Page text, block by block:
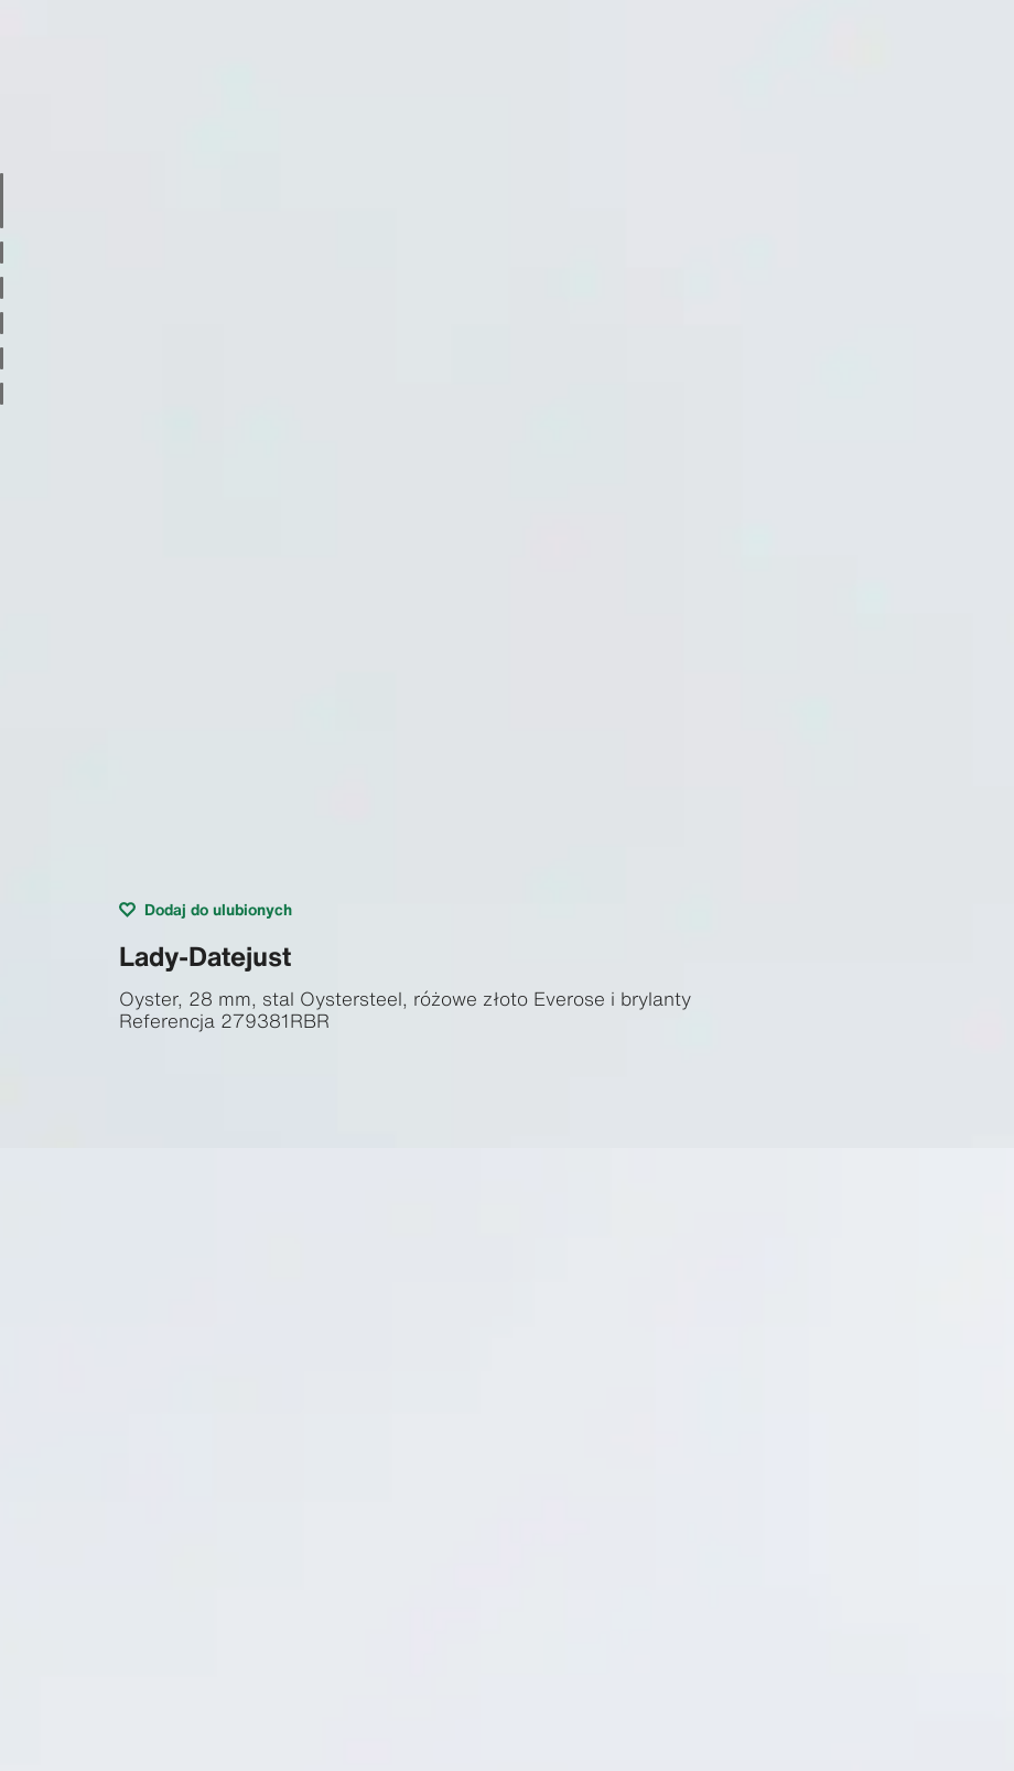
Dodaj do ulubionych
Lady-Datejust
Oyster, 28 mm, stal Oystersteel, różowe złoto Everose i brylanty
Referencja 279381RBR